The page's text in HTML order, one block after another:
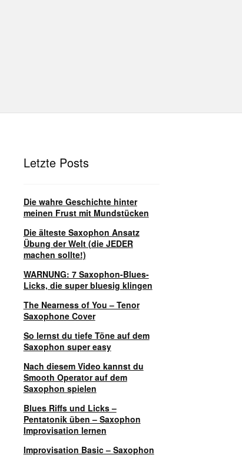
(AGBs)
Letzte Posts
Die wahre Geschichte hinter
meinen Frust mit Mundstücken
Die älteste Saxophon Ansatz
Übung der Welt (die JEDER
machen sollte!)
WARNUNG: 7 Saxophon-Blues-
Licks, die super bluesig klingen
The Nearness of You – Tenor
Saxophone Cover
So lernst du tiefe Töne auf dem
Saxophon super easy
Nach diesem Video kannst du
Smooth Operator auf dem
Saxophon spielen
Blues Riffs und Licks –
Pentatonik üben – Saxophon
Improvisation lernen
Improvisation Basic – Saxophon